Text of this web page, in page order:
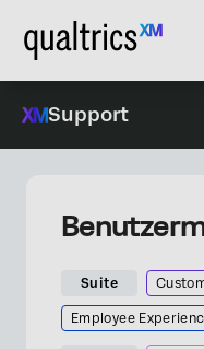
Support
Suite
Employee